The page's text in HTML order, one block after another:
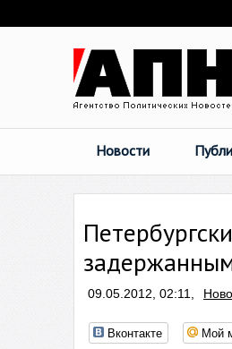
Новости
09.05.2012, 02:11,
Вконтакте Мой